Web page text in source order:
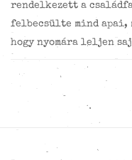
rendelkezett a
felbecsülte mind apai,
hogy nyomára leljen